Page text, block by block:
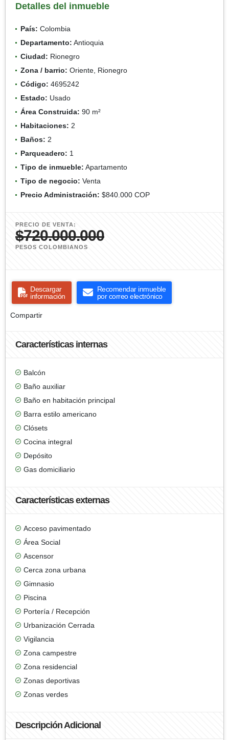
Detalles del inmueble
País: Colombia
Departamento: Antioquia
Ciudad: Rionegro
Zona / barrio: Oriente, Rionegro
Código: 4695242
Estado: Usado
Área Construida: 90 m²
Habitaciones: 2
Baños: 2
Parqueadero: 1
Tipo de inmueble: Apartamento
Tipo de negocio: Venta
Precio Administración: $840.000 COP
PRECIO DE VENTA:
$720.000.000
PESOS COLOMBIANOS
Descargar
información
Recomendar inmueble
por correo electrónico
Compartir
Características internas
Balcón
Baño auxiliar
Baño en habitación principal
Barra estilo americano
Clósets
Cocina integral
Depósito
Gas domiciliario
Características externas
Acceso pavimentado
Área Social
Ascensor
Cerca zona urbana
Gimnasio
Piscina
Portería / Recepción
Urbanización Cerrada
Vigilancia
Zona campestre
Zona residencial
Zonas deportivas
Zonas verdes
Descripción Adicional